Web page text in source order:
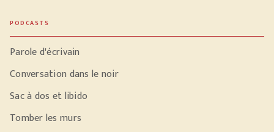
PODCASTS
Parole d'écrivain
Conversation dans le noir
Sac à dos et libido
Tomber les murs